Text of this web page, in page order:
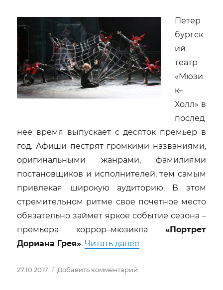
Петер
бургск
ий
театр
«Мюзи
к–
Холл» в
послед
нее время выпускает с десяток премьер в
год. Афиши пестрят громкими названиями,
оригинальными жанрами, фамилиями
постановщиков и исполнителей, тем самым
привлекая широкую аудиторию. В этом
стремительном ритме свое почетное место
обязательно займет яркое событие сезона –
премьера хоррор–мюзикла «Портрет
Дориана Грея». Читать далее
Опубликовано
27.10.2017 Добавить комментарий